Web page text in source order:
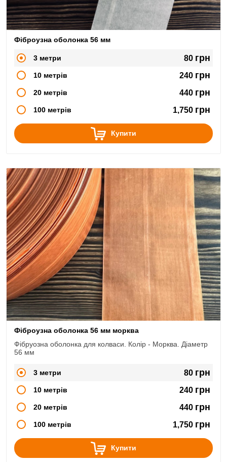
Фіброузна оболонка 56 мм
3 метри 80 грн
10 метрів 240 грн
20 метрів 440 грн
100 метрів 1,750 грн
Купити
Фіброузна оболонка 56 мм морква
Фібруозна оболонка для колваси. Колір - Морква. Діаметр
56 мм
3 метри 80 грн
10 метрів 240 грн
20 метрів 440 грн
100 метрів 1,750 грн
Купити